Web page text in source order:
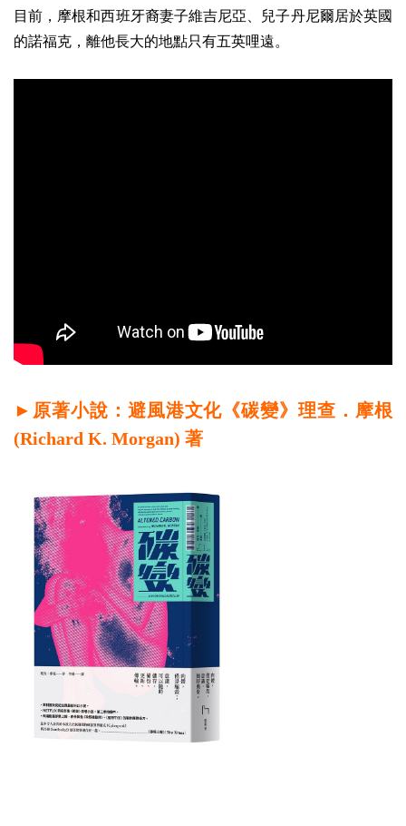
目前，摩根和西班牙裔妻子維吉尼亞、兒子丹尼爾居於英國
的諾福克，離他長大的地點只有五英哩遠。
►原著小說：避風港文化《碳變》理查．摩根
(Richard K. Morgan) 著